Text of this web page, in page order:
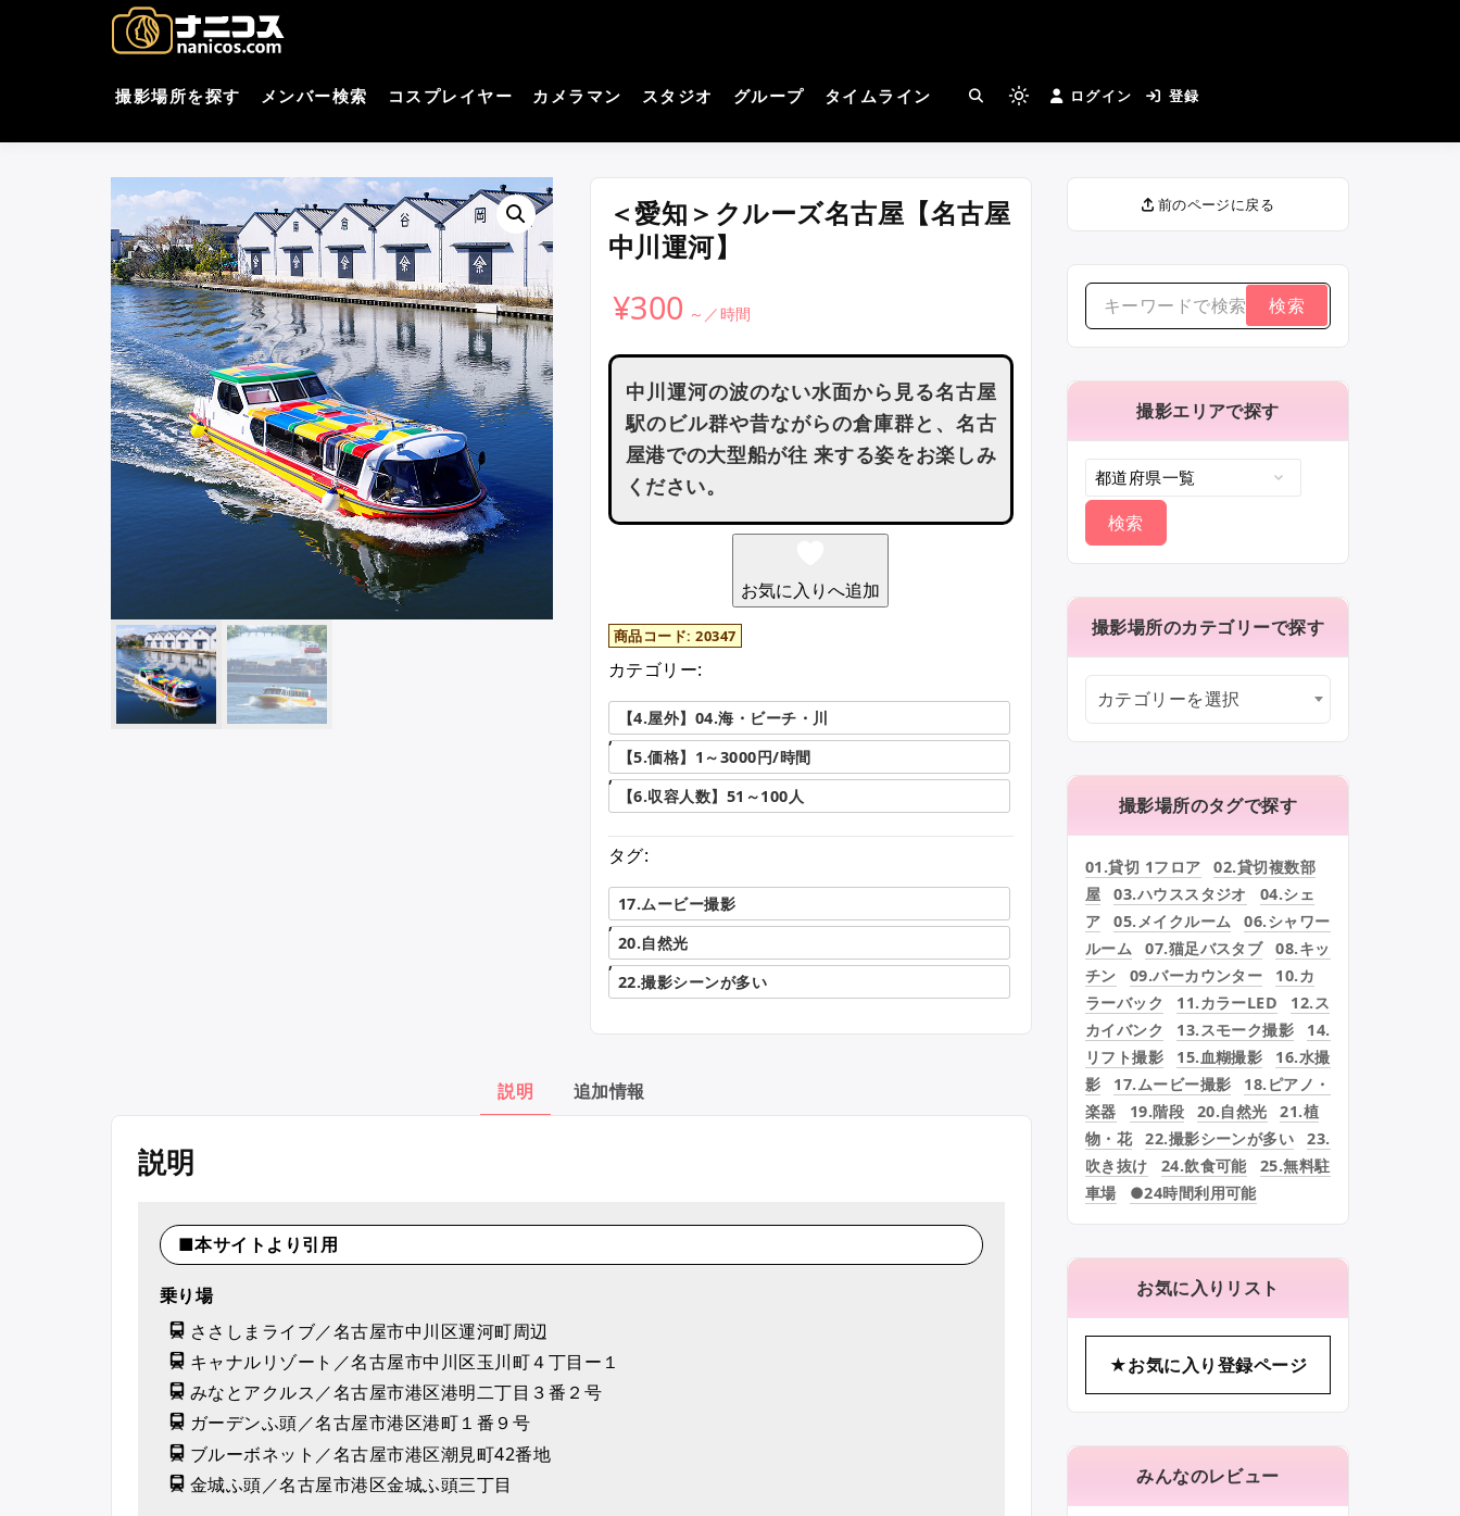
へ
コスプレ撮影サイト
撮影場所を探す メンバー検索 コスプレイヤー カメラマン スタジオ グループ タイムライン
Light
ログイン 登録
＜愛知＞クルーズ名古屋【名古屋
中川運河】
¥300
中川運河の波のない水面から見る名古屋
駅のビル群や昔ながらの倉庫群と、名古
屋港での大型船が往 来する姿をお楽しみ
ください。
お気に入りへ追加
商品コード:20347
カテゴリー:
【4.屋外】04.海・ビーチ・川
,
【5.価格】1～3000円/時間
,
【6.収容人数】51～100人
タグ:
17.ムービー撮影
,
20.自然光
,
22.撮影シーンが多い
説明 追加情報
説明
■本サイトより引用
乗り場
ささしまライブ／名古屋市中川区運河町周辺
キャナルリゾート／名古屋市中川区玉川町４丁目ー１
みなとアクルス／名古屋市港区港明二丁目３番２号
ガーデンふ頭／名古屋市港区港町１番９号
ブルーボネット／名古屋市港区潮見町42番地
金城ふ頭／名古屋市港区金城ふ頭三丁目
前のページに戻る
撮影エリアで探す
撮影場所のカテゴリーで探す
カテゴリーを選択
撮影場所のタグで探す
01.貸切 1フロア
02.貸切複数部
屋
03.ハウススタジオ
04.シェ
ア
05.メイクルーム
06.シャワー
ルーム
07.猫足バスタブ
08.キッ
チン
09.バーカウンター
10.カ
ラーバック
11.カラーLED
12.ス
カイバンク
13.スモーク撮影
14.
リフト撮影
15.血糊撮影
16.水撮
影
17.ムービー撮影
18.ピアノ・
楽器
19.階段 20.自然光
21.植
物・花
22.撮影シーンが多い
23.
吹き抜け
24.飲食可能
25.無料駐
車場
●24時間利用可能
お気に入りリスト
★お気に入り登録ページ
みんなのレビュー